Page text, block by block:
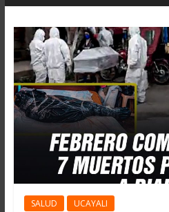
SALUD UCAYALI